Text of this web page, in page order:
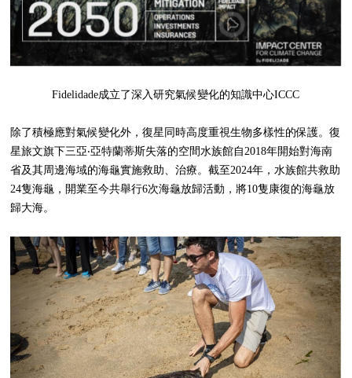
Fidelidade成立了深入研究氣候變化的知識中心ICCC
除了積極應對氣候變化外，復星同時高度重視生物多樣性的保護。復
星旅文旗下三亞‧亞特蘭蒂斯失落的空間水族館自2018年開始對海南
省及其周邊海域的海龜實施救助、治療。截至2024年，水族館共救助
24隻海龜，開業至今共舉行6次海龜放歸活動，將10隻康復的海龜放
歸大海。